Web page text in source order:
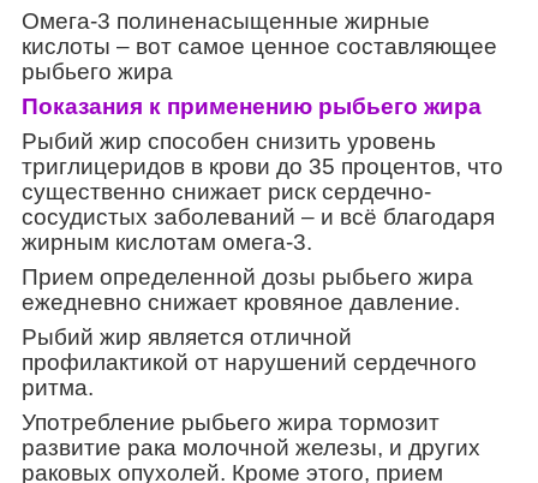
Омега-3 полиненасыщенные жирные
кислоты – вот самое ценное составляющее
рыбьего жира
Показания к применению рыбьего жира
Рыбий жир способен снизить уровень
триглицеридов в крови до 35 процентов, что
существенно снижает риск сердечно-
сосудистых заболеваний – и всё благодаря
жирным кислотам омега-3.
Прием определенной дозы рыбьего жира
ежедневно снижает кровяное давление.
Рыбий жир является отличной
профилактикой от нарушений сердечного
ритма.
Употребление рыбьего жира тормозит
развитие рака молочной железы, и других
раковых опухолей. Кроме этого, прием